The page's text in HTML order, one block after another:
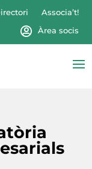
Associa’t!
Àrea socis